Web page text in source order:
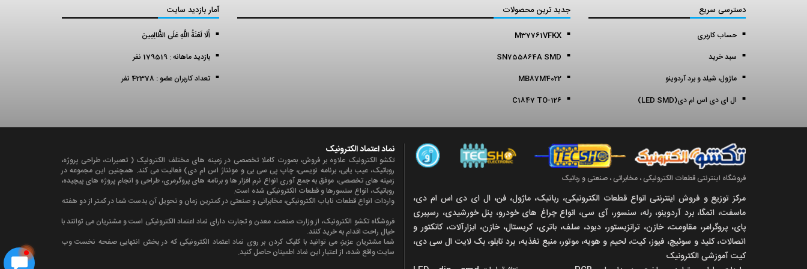
دسترسی سریع
حساب کاربری
سبد خرید
ماژول، شیلد و برد آردوینو
ال ای دی اس ام دی(LED SMD)
جدید ترین محصولات
M37761VFKX
SN755864A SMD
MB87M4022
C1847 TO-126
آمار بازدید سایت
أَلَا لَعْنَةُ اللَّهِ عَلَى الظَّالِمِينَ
بازدید ماهانه : 179519 نفر
تعداد کاربران عضو : 42378 نفر
فروشگاه اینترنتی قطعات الکترونیکی ، مخابراتی ، صنعتی و رباتیک
مرکز توزیع و فروش اینترنتی انواع قطعات الکترونیکی، رباتیک، ماژول، فن، ال ای دی اس ام دی،
ماسفت، اتمگا، برد آردوینو، رله، سنسور، آی سی، انواع چراغ های خودرو، پنل خورشیدی، رسپبری
پای، پروگرامر، مقاومت، خازن، ترانزیستور، دیود، سلف، باتری، کریستال، خازن، ابزارآلات، کانکتور و
اتصالات، کلید و سوئیچ، فیوز، کیت، لحیم و هویه، موتور، منبع تغذیه، برد تابلو، بک لایت ال سی دی،
کیت آموزشی الکترونیک
نماد اعتماد الکترونیک
تکشو الکترونیک علاوه بر فروش، بصورت کاملا تخصصی در زمينه های مختلف الکترونيک ( تعميرات، طراحی پروژه،
روباتيک، عیب یابی، برنامه نویسی، چاپ پی سی بی و مونتاژ اس ام دی) فعالیت می کند. همچنين اين مجموعه در
زمينه های تخصصی، موفق به جمع آوری انواع نرم افزار ها و برنامه های پروگرمری، طراحی و انجام پروژه های پیچیده،
روباتيک، انواع سنسورها و قطعات الکترونيکی شده است.
واردات انواع قطعات ناياب الکترونيکی، مخابراتی و صنعتی در کمترين زمان و تحویل آن بدست شما در کمتر از دو هفته
فروشگاه تکشو الکترونیک، از وزارت صنعت، معدن و تجارت دارای نماد اعتماد الکترونیکی است و مشتریان می توانند با
خیال راحت اقدام به خرید کنند.
شما مشتریان عزیز، می توانید با کلیک کردن بر روی نماد اعتماد الکترونیکی که در بخش انتهایی صفحه نخست وب
سایت واقع شده، از اعتبار این نماد اطمینان حاصل کنید.